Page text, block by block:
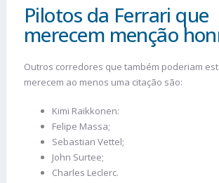
Pilotos da Ferrari que
merecem menção
Outros corredores que também poderiam
merecem ao menos uma citação são:
Kimi Raikkonen:
Felipe Massa;
Sebastian Vettel;
John Surtee;
Charles Leclerc.